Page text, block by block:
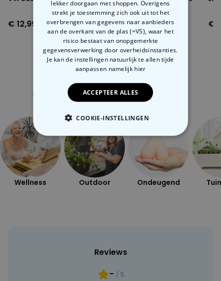
€ 12,99
bloem
€ 4,99 €
Gerelateerde categorie
Bekijk onze andere categorie met ongewone dingen
Wellness Outdoor Ondeugend
Reviews
- / 5
lekker doorgaan met shoppen. Overigens
strekt je toestemming zich ook uit tot het
overbrengen van gegevens naar aanbieders
aan de overkant van de plas (=VS), waar het
risico bestaat van onopgemerkte
gegevensverwerking door overheidsinstanties.
Je kan de instellingen natuurlijk te allen tijde
aanpassen namelijk hier
ACCEPTEER ALLES
COOKIE-INSTELLINGEN
NOODZAKELIJK
PERFORMANCE
MARKETING OVERIGE